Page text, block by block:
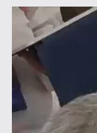
Видеоплеер